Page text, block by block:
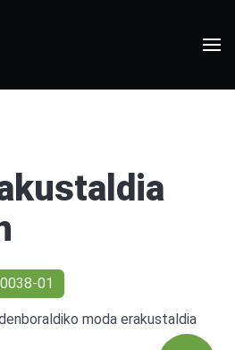
01
moda erakustaldia